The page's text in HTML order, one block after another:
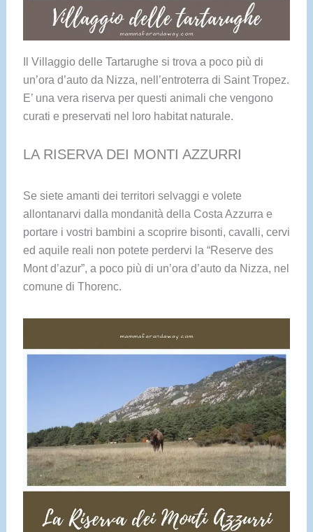
Il Villaggio delle Tartarughe si trova a poco più di
un’ora d’auto da Nizza, nell’entroterra di Saint Tropez.
E’ una vera riserva per questi animali che vengono
curati e preservati nel loro habitat naturale.
LA RISERVA DEI MONTI AZZURRI
Se siete amanti dei territori selvaggi e volete
allontanarvi dalla mondanità della Costa Azzurra e
portare i vostri bambini a scoprire bisonti, cavalli, cervi
ed aquile reali non potete perdervi la “Reserve des
Mont d’azur”, a poco più di un’ora d’auto da Nizza, nel
comune di Thorenc.